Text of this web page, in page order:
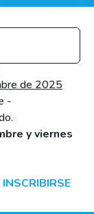
de 2025
-
y viernes
INSCRIBIRSE